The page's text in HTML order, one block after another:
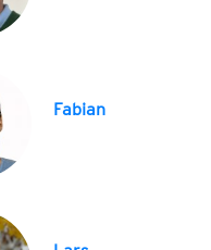
Fabian